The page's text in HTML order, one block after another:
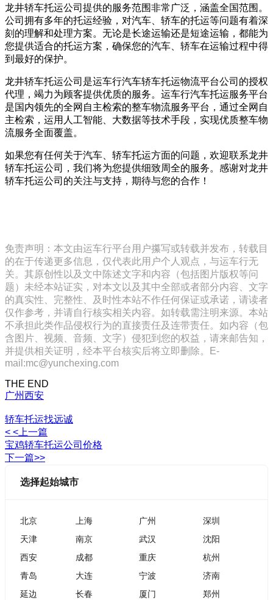
龙井轿车托运公司提供的服务范围非常广泛，涵盖全国范围。
公司拥有多年的托运经验，对汽车、轿车的托运等问题有着深
刻的理解和处理方案。无论是长途运输还是短途运输，都能为
您提供适合的托运方案，确保您的汽车、轿车在运输过程中得
到最好的保护。
龙井轿车托运公司是运车行汽车轿车托运物流平台公司的授权
代理，竭力为顾客提供优质的服务。运车行汽车托运服务平台
是国内领先的全网自主检索的整车物流服务平台，通过全网自
主检索，运用人工智能、大数据等技术手段，实现优质整车物
流服务全面覆盖。
如果您有任何关于汽车、轿车托运方面的问题，欢迎联系龙井
轿车托运公司，我们将为您提供细致周全的服务。感谢对龙井
轿车托运公司的关注与支持，期待与您的合作！
免责声明：本文由运车行平台用户攥写或转载并发布，转载目
的在于传递更多信息，仅代表此用户个人观点，与运车行无
关。其原创性以及文中陈述文字和内容（包括图片版权等问
题）未经本站证实，对本文以及其中全部或者部分内容、文字
的真实性、完整性、及时性本站不作任何保证或承诺，请读者
仅作参考，并请自行核实相关内容。如转载需注明来源。本站
不承担此类作品侵权行为的直接责任及连带责任。如内容（包
含图片、视频、音频、文字）侵犯到您的权益，请来邮告知，
并提供相关证明，经本平台核实后将立即删除。E-
mail:mc@yunchexing.com
THE END
广州西安
轿车托运找远诚
< <上一篇
宝鸡轿车托运公司价格
下一篇>>
选择起始城市
北京 上海 广州
深圳
天津
南京 武汉
沈阳
西安
成都 重庆
杭州
青岛
大连 宁波
济南
延边
长春 厦门
郑州